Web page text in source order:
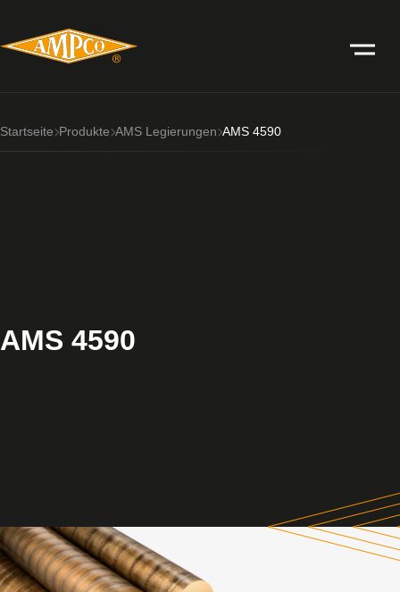
Startseite Produkte AMS Legierungen AMS 4590
AMS 4590